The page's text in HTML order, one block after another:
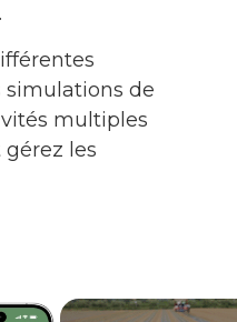
simulations de
multiples
les